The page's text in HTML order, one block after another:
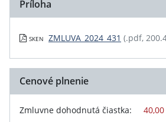
Príloha
SKEN ZMLUVA_2024_431 (.pdf,
Cenové plnenie
Zmluvne dohodnutá čiastka: